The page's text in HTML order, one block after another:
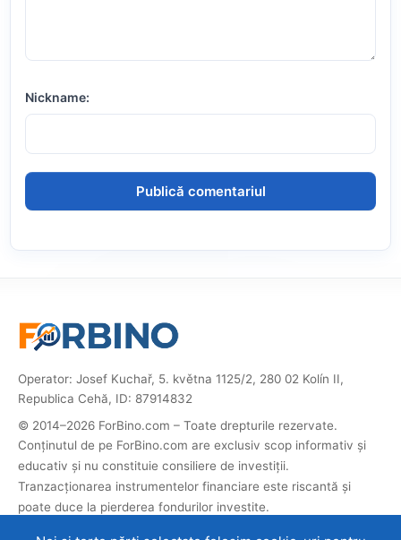
Nickname:
Operator: Josef Kuchař, 5. května 1125/2, 280 02 Kolín II,
Republica Cehă, ID: 87914832
© 2014–2026 ForBino.com – Toate drepturile rezervate.
Conținutul de pe ForBino.com are exclusiv scop informativ și
educativ și nu constituie consiliere de investiții.
Tranzacționarea instrumentelor financiare este riscantă și
poate duce la pierderea fondurilor investite.